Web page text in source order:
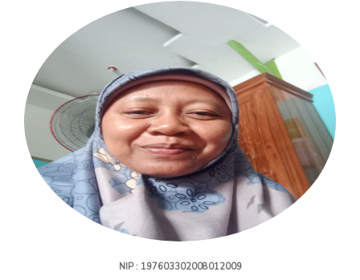
NIP : 197603302008012009